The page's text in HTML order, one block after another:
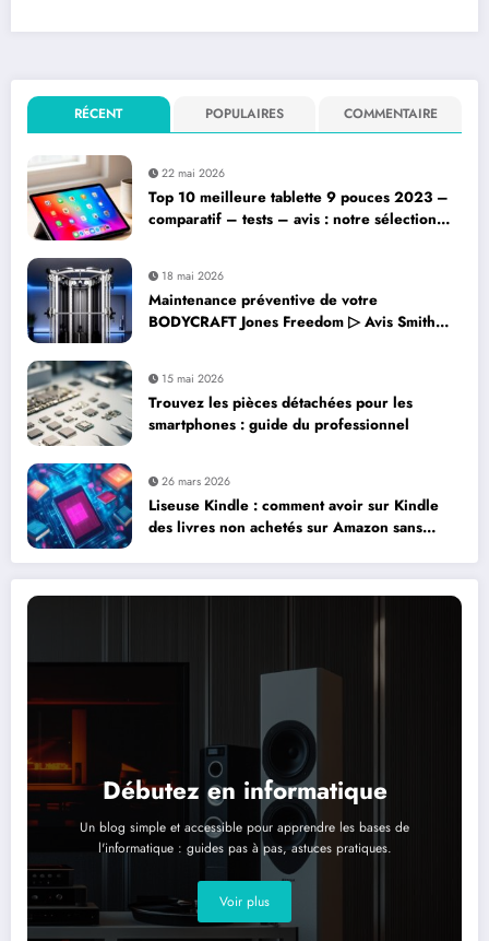
RÉCENT POPULAIRES COMMENTAIRE
22 mai 2026
Top 10 meilleure tablette 9 pouces 2023 –
comparatif – tests – avis : notre sélection
18 mai 2026
Maintenance préventive de votre
BODYCRAFT Jones Freedom ▷ Avis Smith
15 mai 2026
Trouvez les pièces détachées pour les
smartphones : guide du professionnel
26 mars 2026
Liseuse Kindle : comment avoir sur Kindle
des livres non achetés sur Amazon sans
Débutez en informatique
Un blog simple et accessible pour apprendre les bases de
l'informatique : guides pas à pas, astuces pratiques.
Voir plus